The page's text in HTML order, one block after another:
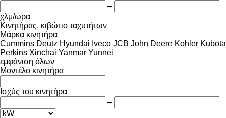
–
χλμ/ώρα
Κινητήρας, κιβώτιο ταχυτήτων
Μάρκα κινητήρα
Cummins Deutz Hyundai Iveco JCB John Deere Kohler Kubota
Perkins Xinchai Yanmar Yunnei
εμφάνιση όλων
Μοντέλο κινητήρα
Ισχύς του κινητήρα
–